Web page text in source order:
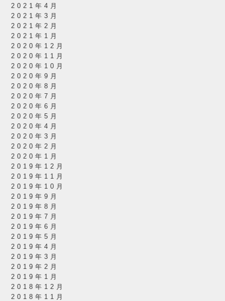
2021年4月
2021年3月
2021年2月
2021年1月
2020年12月
2020年11月
2020年10月
2020年9月
2020年8月
2020年7月
2020年6月
2020年5月
2020年4月
2020年3月
2020年2月
2020年1月
2019年12月
2019年11月
2019年10月
2019年9月
2019年8月
2019年7月
2019年6月
2019年5月
2019年4月
2019年3月
2019年2月
2019年1月
2018年12月
2018年11月